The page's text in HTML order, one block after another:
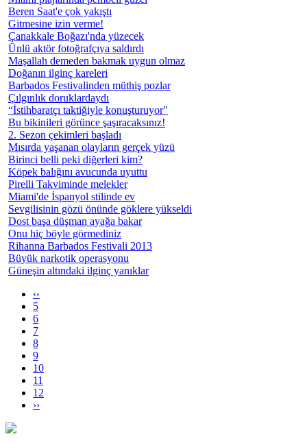
Beren Saat'e çok yakıştı
Gitmesine izin verme!
Çanakkale Boğazı'nda yüzecek
Ünlü aktör fotoğrafçıya saldırdı
Maşallah demeden bakmak uygun olmaz
Doğanın ilginç kareleri
Barbados Festivalinden müthiş pozlar
Çılgınlık doruklardaydı
“İstihbaratçı taktiğiyle konuşturuyor"
Bu bikinileri görünce şaşıracaksınız!
2. Sezon çekimleri başladı
Mısırda yaşanan olayların gerçek yüzü
Birinci belli peki diğerleri kim?
Köpek balığını avucunda uyuttu
Pirelli Takviminde melekler
Miami'de İspanyol stilinde ev
Sevgilisinin gözü önünde göklere yükseldi
Dost başa düşman ayağa bakar
Onu hiç böyle görmediniz
Rihanna Barbados Festivali 2013
Büyük narkotik operasyonu
Güneşin altındaki ilginç yanıklar
‹‹
5
6
7
8
9
10
11
12
››